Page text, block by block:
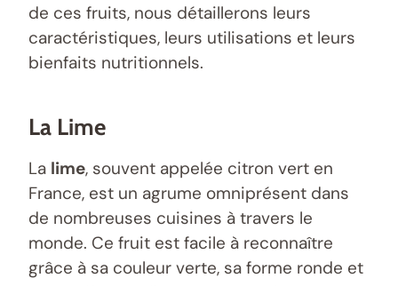
de ces fruits, nous détaillerons leurs
caractéristiques, leurs utilisations et leurs
bienfaits nutritionnels.
La Lime
La lime, souvent appelée citron vert en
France, est un agrume omniprésent dans
de nombreuses cuisines à travers le
monde. Ce fruit est facile à reconnaître
grâce à sa couleur verte, sa forme ronde et